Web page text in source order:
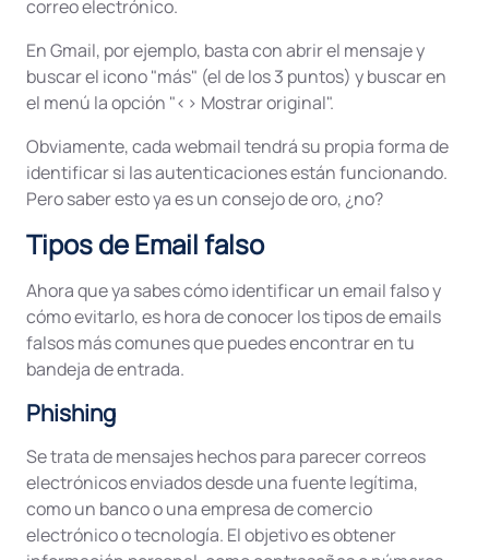
correo electrónico.
En Gmail, por ejemplo, basta con abrir el mensaje y
buscar el icono "más" (el de los 3 puntos) y buscar en
el menú la opción "<> Mostrar original".
Obviamente, cada webmail tendrá su propia forma de
identificar si las autenticaciones están funcionando.
Pero saber esto ya es un consejo de oro, ¿no?
Tipos de Email falso
Ahora que ya sabes cómo identificar un email falso y
cómo evitarlo, es hora de conocer los tipos de emails
falsos más comunes que puedes encontrar en tu
bandeja de entrada.
Phishing
Se trata de mensajes hechos para parecer correos
electrónicos enviados desde una fuente legítima,
como un banco o una empresa de comercio
electrónico o tecnología. El objetivo es obtener